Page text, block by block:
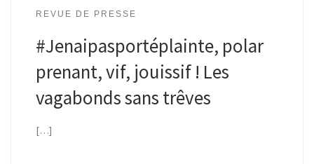
REVUE DE PRESSE
#Jenaipasportéplainte, polar
prenant, vif, jouissif ! Les
vagabonds sans trêves
[…]